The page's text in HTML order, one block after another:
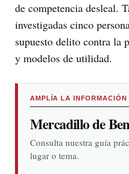
de competencia desleal.
investigadas cinco
supuesto delito contra la
y modelos de utilidad.
AMPLÍA LA INFORMACIÓN
Mercadillo de
Consulta nuestra guía
lugar o tema.